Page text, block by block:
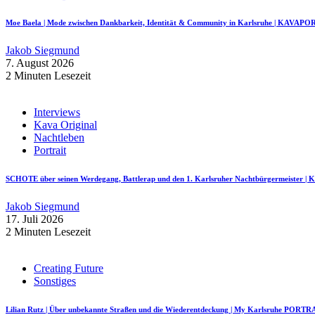
Moe Baela | Mode zwischen Dankbarkeit, Identität & Community in Karlsruhe |
Jakob Siegmund
7. August 2026
2 Minuten Lesezeit
Interviews
Kava Original
Nachtleben
Portrait
SCHOTE über seinen Werdegang, Battlerap und den 1. Karlsruher Nachtbürgermeister |
Jakob Siegmund
17. Juli 2026
2 Minuten Lesezeit
Creating Future
Sonstiges
Lilian Rutz | Über unbekannte Straßen und die Wiederentdeckung | My Karlsruhe